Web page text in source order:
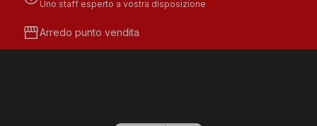
Uno staff esperto a vostra disposizione
storefrontArredo punto vendita